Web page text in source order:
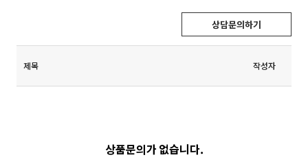
상담문의하기
제목 작성자
상품문의가 없습니다.